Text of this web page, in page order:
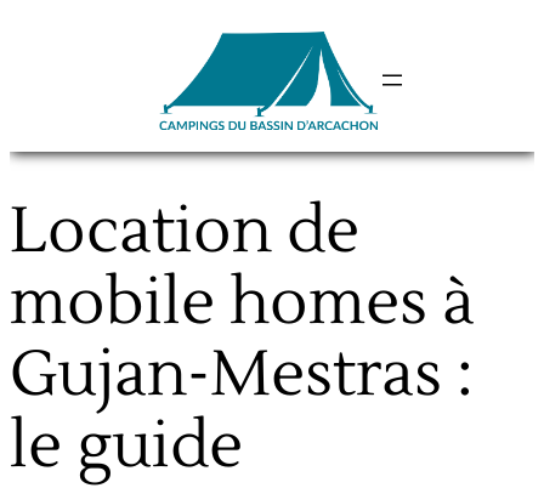
Location de
mobile homes à
Gujan-Mestras :
le guide